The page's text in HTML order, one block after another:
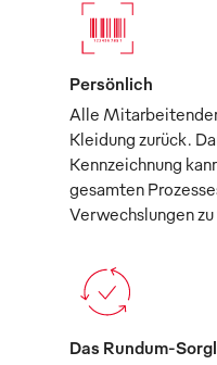
Persönlich
Alle
Kleidung zurück.
Kennzeichnung
gesamten
Verwechslungen
Das Rundum-